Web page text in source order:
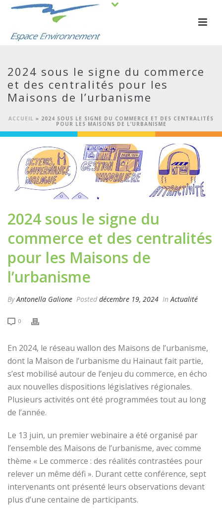
2024 sous le signe du commerce
et des centralités pour les
Maisons de l’urbanisme
ACCUEIL » 2024 SOUS LE SIGNE DU COMMERCE ET DES CENTRALITÉS
POUR LES MAISONS DE L’URBANISME
2024 sous le signe du
commerce et des centralités
pour les Maisons de
l’urbanisme
ByAntonella Galione Posted décembre 19, 2024 InActualité
0
En 2024, le réseau wallon des Maisons de l’urbanisme,
dont la Maison de l’urbanisme du Hainaut fait partie,
s’est mobilisé autour de l’enjeu du commerce, en écho
aux nouvelles dispositions législatives régionales.
Plusieurs activités ont été programmées tout au long
de l’année.
Le 13 juin, un premier webinaire a été organisé par
l’ensemble des Maisons de l’urbanisme, avec comme
thème « Le commerce : des réalités contrastées pour
relever un même défi ». Durant cette conférence, sept
intervenants ont présenté leurs observations devant
plus d’une centaine de participants.